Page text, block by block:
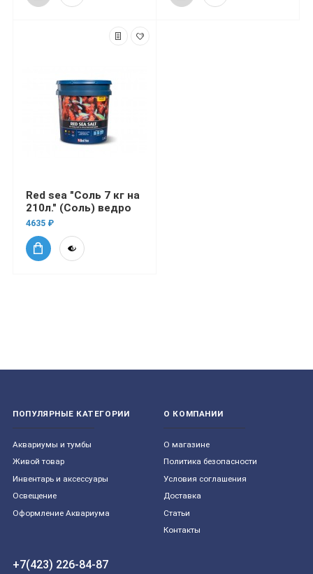
Red sea "Соль 7 кг на
210л." (Соль) ведро
4635 ₽
ПОПУЛЯРНЫЕ КАТЕГОРИИ
Aквариумы и тумбы
Живой товар
Инвентарь и аксессуары
Освещение
Оформление Аквариума
О КОМПАНИИ
О магазине
Политика безопасности
Условия соглашения
Доставка
Статьи
Контакты
+7(423) 226-84-87